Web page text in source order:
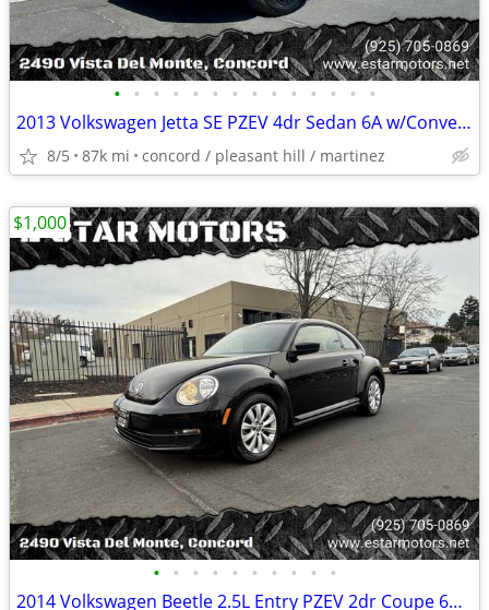
• • • • • • • • • • • • • •
2013 Volkswagen Jetta SE PZEV 4dr Sedan 6A w/Convenience We Finance!
8/5 87k mi concord / pleasant hill / martinez
• • • • • • • • • •
2014 Volkswagen Beetle 2.5L Entry PZEV 2dr Coupe 6A We Finance!
$1,000